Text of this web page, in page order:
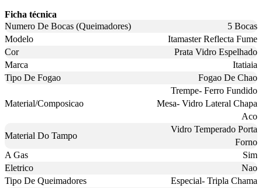
Ficha técnica
Numero De Bocas (Queimadores)
5 Bocas
Modelo
Itamaster Reflecta Fume
Cor
Prata Vidro Espelhado
Marca
Itatiaia
Tipo De Fogao
Fogao De Chao
Material/Composicao
Trempe- Ferro Fundido
Mesa- Vidro Lateral Chapa
Aco
Material Do Tampo
Vidro Temperado Porta
Forno
A Gas
Sim
Eletrico
Nao
Tipo De Queimadores
Especial- Tripla Chama